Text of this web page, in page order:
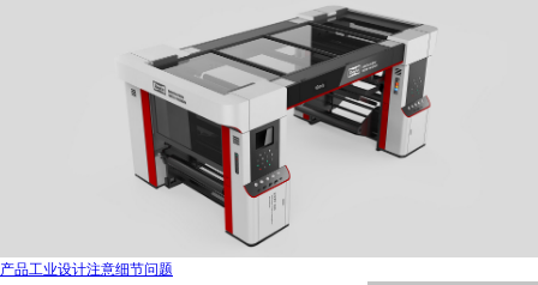
产品工业设计注意细节问题